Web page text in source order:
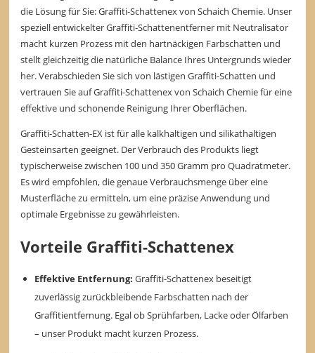
die Lösung für Sie: Graffiti-Schattenex von Schaich Chemie. Unser
speziell entwickelter Graffiti-Schattenentferner mit Neutralisator
macht kurzen Prozess mit den hartnäckigen Farbschatten und
stellt gleichzeitig die natürliche Balance Ihres Untergrunds wieder
her. Verabschieden Sie sich von lästigen Graffiti-Schatten und
vertrauen Sie auf Graffiti-Schattenex von Schaich Chemie für eine
effektive und schonende Reinigung Ihrer Oberflächen.
Graffiti-Schatten-EX ist für alle kalkhaltigen und silikathaltigen
Gesteinsarten geeignet. Der Verbrauch des Produkts liegt
typischerweise zwischen 100 und 350 Gramm pro Quadratmeter.
Es wird empfohlen, die genaue Verbrauchsmenge über eine
Musterfläche zu ermitteln, um eine präzise Anwendung und
optimale Ergebnisse zu gewährleisten.
Vorteile Graffiti-Schattenex
Effektive Entfernung: Graffiti-Schattenex beseitigt
zuverlässig zurückbleibende Farbschatten nach der
Graffitientfernung. Egal ob Sprühfarben, Lacke oder Ölfarben
– unser Produkt macht kurzen Prozess.